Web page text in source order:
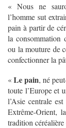
« Nous ne
l’homme sut
pain à partir de
la consommation
ou la mouture de
confectionner la
«Le pain, né
toute l’Europe et
l’Asie centrale
Extrême-Orient,
tradition